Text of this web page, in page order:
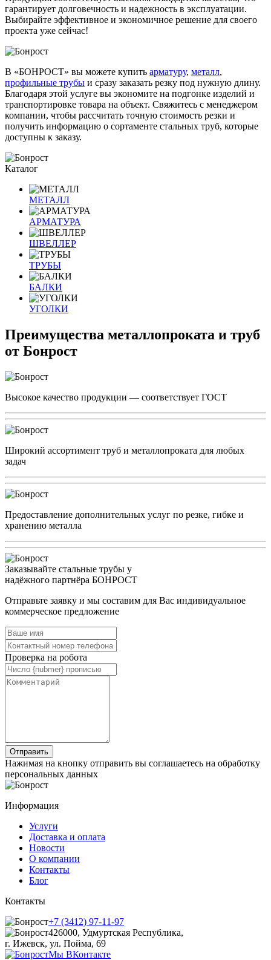
гарантирует долговечность и надежность в эксплуатации.
Выбирайте эффективное и экономичное решение для своего
проекта уже сейчас!
В «БОНРОСТ» вы можете купить арматуру, металл,
профильные трубы и сразу заказать резку под нужную длину.
Благодаря этой услуге вы экономите на подгонке изделий и
транспортировке товара на объект. Свяжитесь с менеджером
компании, чтобы рассчитать точную стоимость резки и
получить информацию о сортаменте стальных труб, которые
доступны к заказу.
Каталог
МЕТАЛЛ
АРМАТУРА
ШВЕЛЛЕР
ТРУБЫ
БАЛКИ
УГОЛКИ
Преимущества металлопроката и труб
от Бонрост
Высокое качество продукции — соответствует ГОСТ
Широкий ассортимент труб и металлопроката для любых
задач
Предоставление дополнительных услуг по резке, гибке и
хранению металла
Заказывайте стальные трубы у
надёжного партнёра БОНРОСТ
Отправьте заявку и мы составим для Вас индивидуальное
коммерческое предложение
Проверка на робота
Нажимая на кнопку отправить вы соглашаетесь на обработку
персональных данных
Информация
Услуги
Доставка и оплата
Новости
О компании
Контакты
Блог
Контакты
+7 (3412) 97-11-97
426000, Удмуртская Республика,
г. Ижевск, ул. Пойма, 69
Мы ВКонтакте